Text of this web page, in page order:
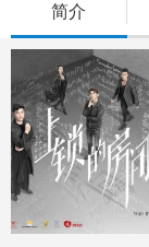
简介